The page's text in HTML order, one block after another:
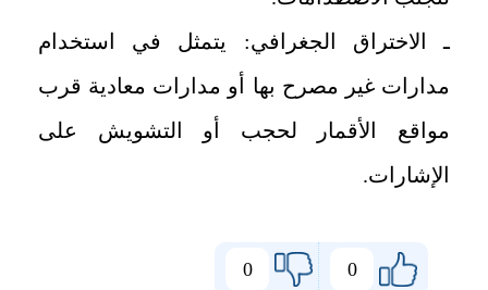
ـ الاختراق الجغرافي: يتمثل في استخدام
مدارات غير مصرح بها أو مدارات معادية قرب
مواقع الأقمار لحجب أو التشويش على
الإشارات.
0
0